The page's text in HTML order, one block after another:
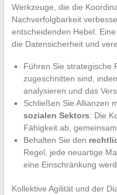
Werkzeuge, die die
Nachverfolgbarkeit
entscheidenden Hebel.
die Datensicherheit und
Führen Sie strategische
zugeschnitten sind,
analysieren und das
Schließen Sie Allianzen
sozialen Sektors: Die
Fähigkeit ab,
Behalten Sie den
Regel, jede neuartige
eine Einschränkung
Kollektive Agilität und der